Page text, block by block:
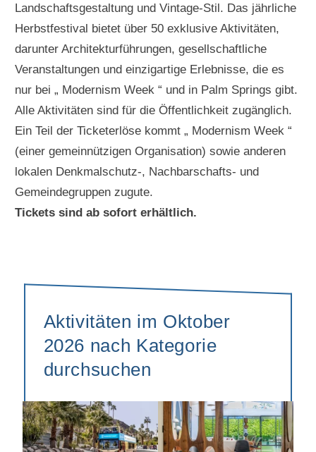
Landschaftsgestaltung und Vintage-Stil. Das jährliche
Herbstfestival bietet über 50 exklusive Aktivitäten,
darunter Architekturführungen, gesellschaftliche
Veranstaltungen und einzigartige Erlebnisse, die es
nur bei „ Modernism Week “ und in Palm Springs gibt.
Alle Aktivitäten sind für die Öffentlichkeit zugänglich.
Ein Teil der Ticketerlöse kommt „ Modernism Week “
(einer gemeinnützigen Organisation) sowie anderen
lokalen Denkmalschutz-, Nachbarschafts- und
Gemeindegruppen zugute.
Tickets sind ab sofort erhältlich.
Aktivitäten im Oktober
2026 nach Kategorie
durchsuchen